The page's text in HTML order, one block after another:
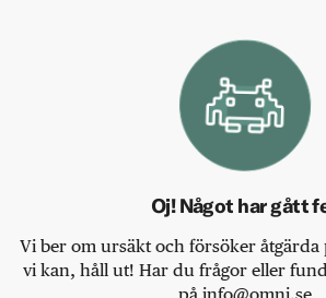
Oj! Något har gått
Vi ber om ursäkt och försöker åtgärda
vi kan, håll ut! Har du frågor eller